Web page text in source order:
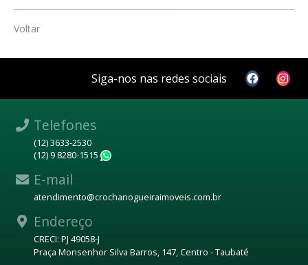
Voltar
Siga-nos nas redes sociais
Telefones
(12) 3633-2530
(12) 9 8280-1515
E-mail
atendimento@crochanogueiraimoveis.com.br
Endereço
CRECI: PJ 49058-J
Praça Monsenhor Silva Barros, 147, Centro - Taubaté